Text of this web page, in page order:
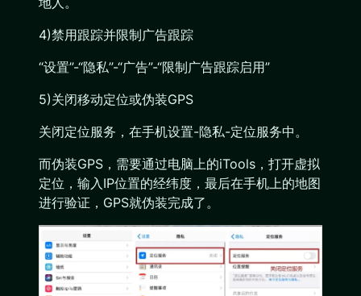
4)禁用跟踪并限制广告跟踪
“设置”-“隐私”-“广告”-“限制广告跟踪启用”
5)关闭移动定位或伪装GPS
关闭定位服务，在手机设置-隐私-定位服务中。
而伪装GPS，需要通过电脑上的iTools，打开虚拟
定位，输入IP位置的经纬度，最后在手机上的地图
进行验证，GPS就伪装完成了。